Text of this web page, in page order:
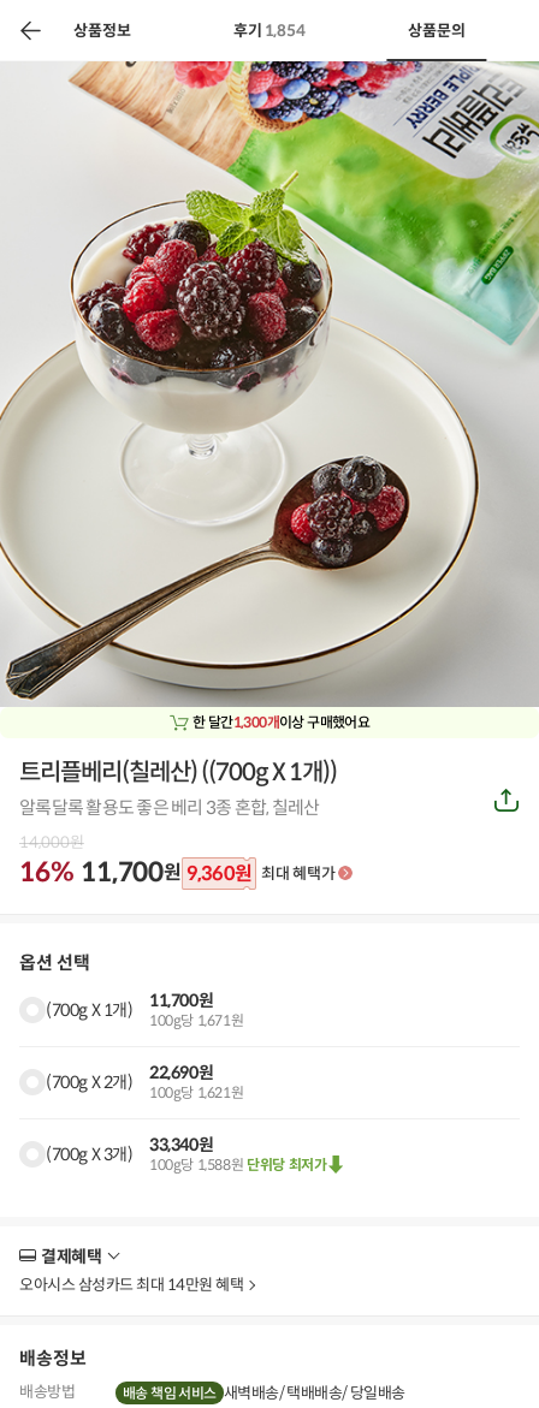
상품정보 후기 1,854 상품문의
농축산물할인 찬들마루 주문/배송 고객센터
한 달간1,300개이상 구매했어요
트리플베리(칠레산)((700g X 1개))
알록달록 활용도 좋은 베리 3종 혼합, 칠레산
14,000원
16% 11,700원 9,360원 최대 혜택가
공
유
옵션 선택
(700g X 1개) 11,700원
100g당 1,671원
(700g X 2개) 22,690원
100g당 1,621원
(700g X 3개) 33,340원
100g당 1,588원 단위당 최저가
결제혜택
보
오아시스 삼성카드 최대 14만원 혜택
배송정보
배송방법 배송 책임 서비스 새벽배송 택배배송 당일배송